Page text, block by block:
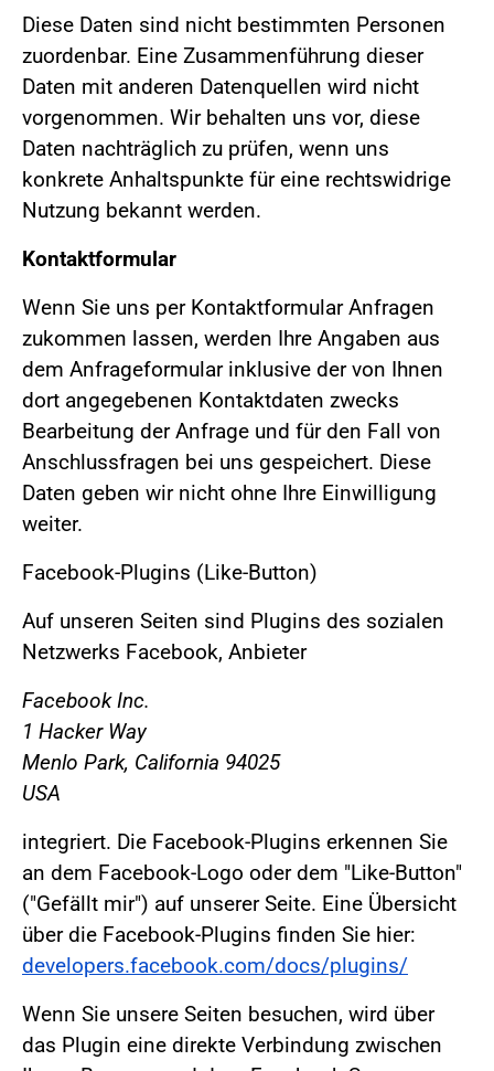
Diese Daten sind nicht bestimmten Personen
zuordenbar. Eine Zusammenführung dieser
Daten mit anderen Datenquellen wird nicht
vorgenommen. Wir behalten uns vor, diese
Daten nachträglich zu prüfen, wenn uns
konkrete Anhaltspunkte für eine rechtswidrige
Nutzung bekannt werden.
Kontaktformular
Wenn Sie uns per Kontaktformular Anfragen
zukommen lassen, werden Ihre Angaben aus
dem Anfrageformular inklusive der von Ihnen
dort angegebenen Kontaktdaten zwecks
Bearbeitung der Anfrage und für den Fall von
Anschlussfragen bei uns gespeichert. Diese
Daten geben wir nicht ohne Ihre Einwilligung
weiter.
Facebook-Plugins (Like-Button)
Auf unseren Seiten sind Plugins des sozialen
Netzwerks Facebook, Anbieter
Facebook Inc.
1 Hacker Way
Menlo Park, California 94025
USA
integriert. Die Facebook-Plugins erkennen Sie
an dem Facebook-Logo oder dem "Like-Button"
("Gefällt mir") auf unserer Seite. Eine Übersicht
über die Facebook-Plugins finden Sie hier:
developers.facebook.com/docs/plugins/
Wenn Sie unsere Seiten besuchen, wird über
das Plugin eine direkte Verbindung zwischen